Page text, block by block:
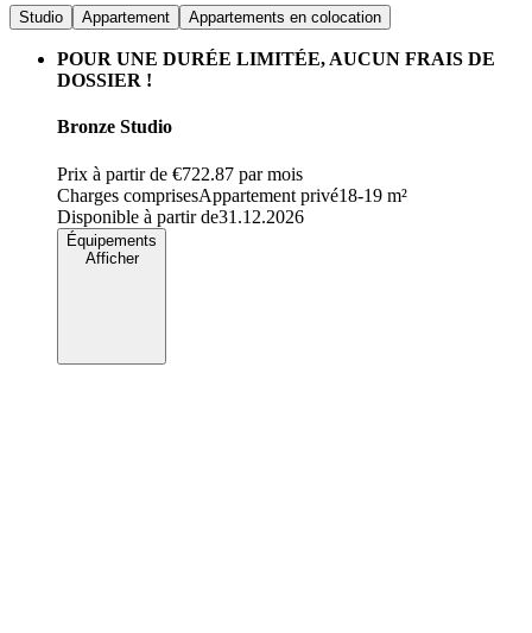
Studio Appartement Appartements en colocation
POUR UNE DURÉE LIMITÉE, AUCUN FRAIS DE
DOSSIER !
Bronze Studio
Prix à partir de €722.87 par mois
Charges comprisesAppartement privé18-19 m²
Disponible à partir de31.12.2026
Équipements
Afficher